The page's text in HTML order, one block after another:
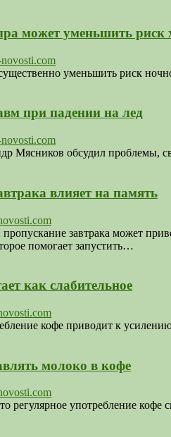
может уменьшить риск
уменьшить риск
при падении на лед
Мясников обсудил проблемы,
влияет на память
завтрака может
помогает запустить…
как слабительное
кофе приводит к
молоко в кофе
употребление